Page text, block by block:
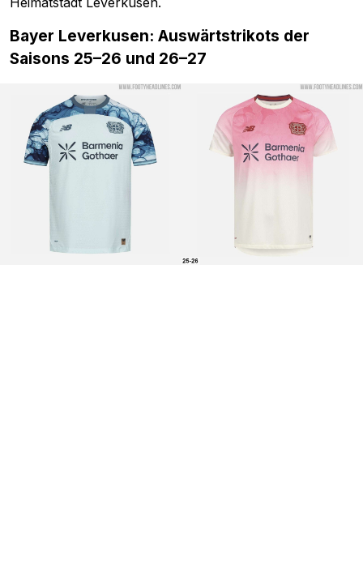
Bayer Leverkusen: Auswärtstrikots der
Saisons 25–26 und 26–27